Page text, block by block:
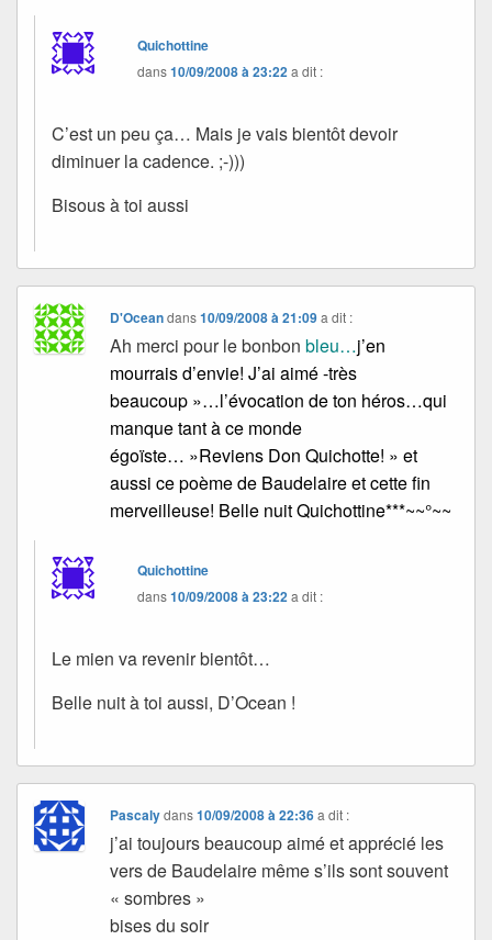
Quichottine
dans10/09/2008 à 23:22a dit :
C’est un peu ça… Mais je vais bientôt devoir
diminuer la cadence. ;-)))
Bisous à toi aussi
D'Oceandans10/09/2008 à 21:09 a dit :
Ah merci pour le bonbonbleu…j’en
mourrais d’envie! J’ai aimé -très
beaucoup »…l’évocation de ton héros…qui
manque tant à ce monde
égoïste… »Reviens Don Quichotte! » et
aussi ce poème de Baudelaire et cette fin
merveilleuse! Belle nuit Quichottine***~~°~~
Quichottine
dans10/09/2008 à 23:22a dit :
Le mien va revenir bientôt…
Belle nuit à toi aussi, D’Ocean !
Pascalydans10/09/2008 à 22:36 a dit :
j’ai toujours beaucoup aimé et apprécié les
vers de Baudelaire même s’ils sont souvent
« sombres »
bises du soir